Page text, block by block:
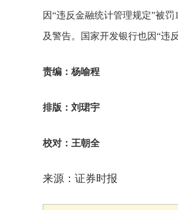
因“违反金融统计管理规定”被
及警告。国家开发银行也因“违
责编：杨喻程
排版：刘珺宇
校对：王朝全
来源：证券时报